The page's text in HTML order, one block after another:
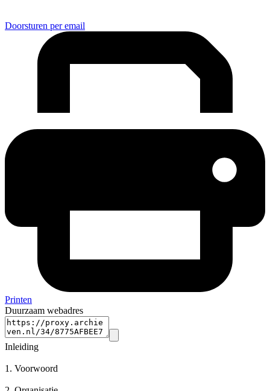
Doorsturen per email
Printen
Duurzaam webadres
Inleiding
1. Voorwoord